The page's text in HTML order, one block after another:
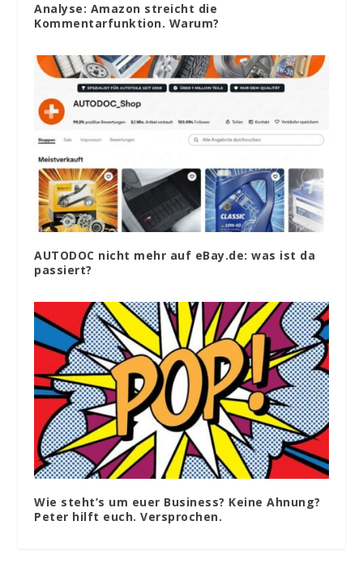
Analyse: Amazon streicht die
Kommentarfunktion. Warum?
AUTODOC nicht mehr auf eBay.de: was ist da
passiert?
Wie steht’s um euer Business? Keine Ahnung?
Peter hilft euch. Versprochen.